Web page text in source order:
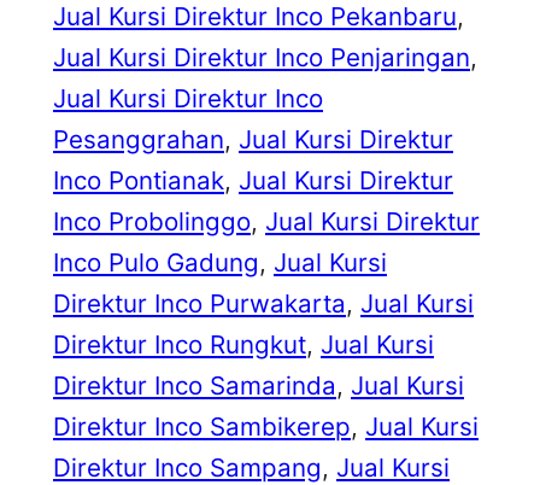
Jual Kursi Direktur Inco Pekanbaru
Jual Kursi Direktur Inco Penjaringan
Jual Kursi Direktur Inco
Pesanggrahan, Jual Kursi Direktur
Inco Pontianak, Jual Kursi Direktur
Inco Probolinggo, Jual Kursi Direktur
Inco Pulo Gadung, Jual Kursi
Direktur Inco Purwakarta, Jual Kursi
Direktur Inco Rungkut, Jual Kursi
Direktur Inco Samarinda, Jual Kursi
Direktur Inco Sambikerep, Jual Kursi
Direktur Inco Sampang, Jual Kursi